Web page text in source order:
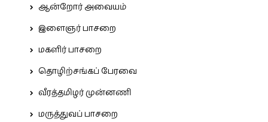
ஆன்றோர் அவையம்
இளைஞர் பாசறை
மகளிர் பாசறை
தொழிற்சங்கப் பேரவை
வீரத்தமிழர் முன்னணி
மருத்துவப் பாசறை